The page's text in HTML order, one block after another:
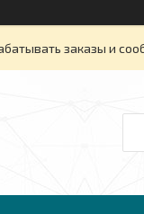
заказы и